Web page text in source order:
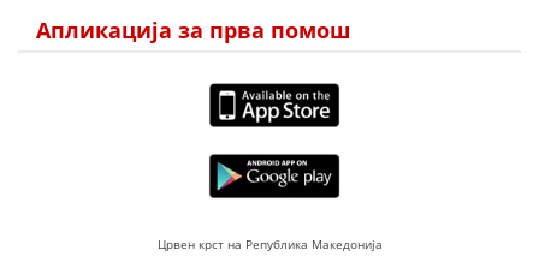
ПРИРАЧНИЦИ
ЕДУКАТИВНО ИНФОРМАТИВНИ МАТЕРИЈАЛИ
БРОШУРИ
ПРЕЗЕНТАЦИИ
Апликација за прва помош
Црвен крст на Република Македонија